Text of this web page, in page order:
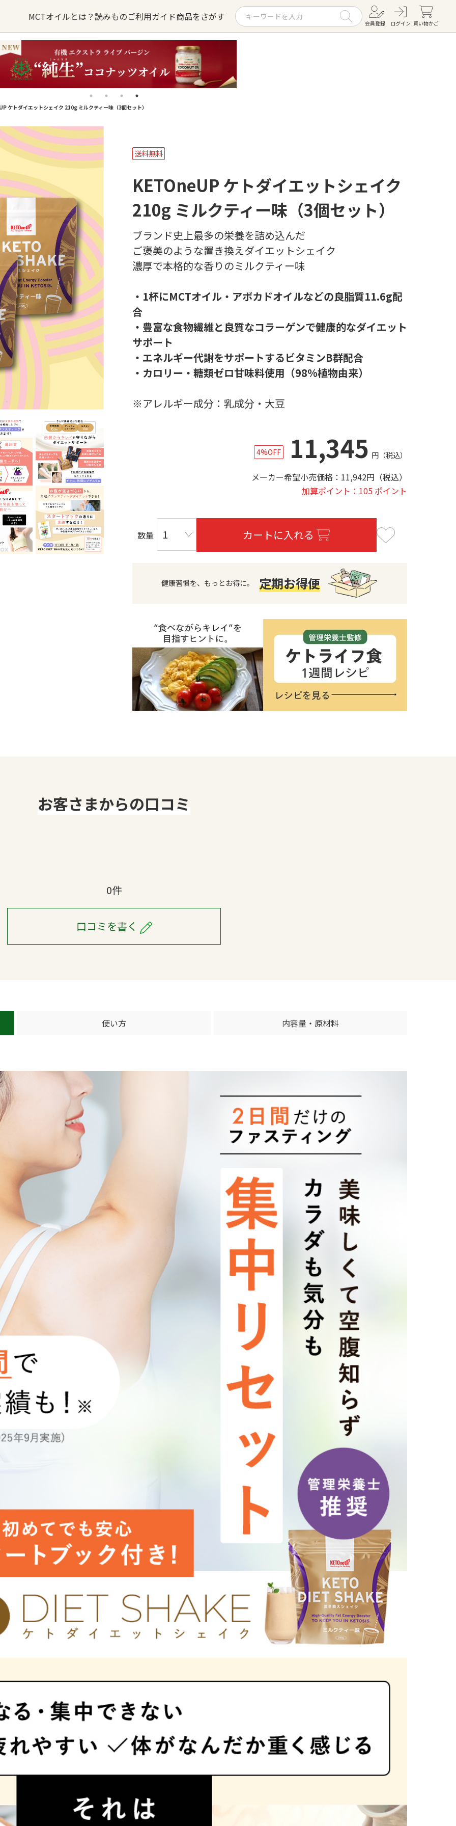
MCTオイルとは？
ルの
できるまで
読みもの
ル バターコーヒー
の取り組み MCTオイル 誕生ストーリー
ご利用ガイド
ご質問 お問い合わせ
卸業者様はこちら
商品をさがす
MCT
パウダーゼロ
からだにいいもの
おやつ
会員登録 ログイン 買い物かご
ケトダイエットシェイク 210g ミルクティー味（3個セット）
送料無料
KETOneUP ケトダイエットシェイク
210g ミルクティー味（3個セット）
ブランド史上最多の栄養を詰め込んだ
ご褒美のような置き換えダイエットシェイク
濃厚で本格的な香りのミルクティー味
・1杯にMCTオイル・アボカドオイルなどの良脂質11.6g配
合
・豊富な食物繊維と良質なコラーゲンで健康的なダイエット
サポート
・エネルギー代謝をサポートするビタミンB群配合
・カロリー・糖類ゼロ甘味料使用（98%植物由来）
※アレルギー成分：乳成分・大豆
4%OFF 11,345 円 （税込）
メーカー希望小売価格： 11,942円 （税込）
加算ポイント：105 ポイント
数量 カートに入れる
健康習慣を、もっとお得に。 定期お得便
お客さまからの口コミ
0件
口コミを書く
使い方 内容量・原材料